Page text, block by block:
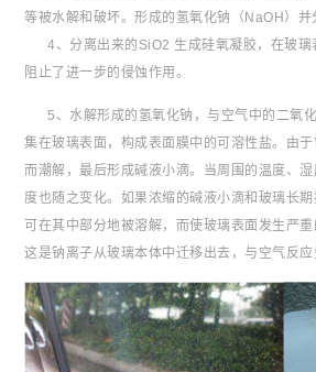
等被水解和破坏。形成的氢氧化钠（NaOH）并
4、分离出来的SiO2 生成硅氧凝胶，在玻璃
阻止了进一步的侵蚀作用。
5、水解形成的氢氧化钠，与空气中的二氧
集在玻璃表面，构成表面膜中的可溶性盐。由
而潮解，最后形成碱液小滴。当周围的温度、
度也随之变化。如果浓缩的碱液小滴和玻璃长
可在其中部分地被溶解，而使玻璃表面发生严重
这是钠离子从玻璃本体中迁移出去，与空气反应